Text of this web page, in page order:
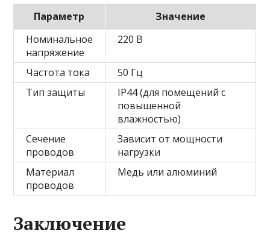
Параметр
Значение
Номинальное
напряжение
220 В
Частота тока
50 Гц
Тип защиты
IP44 (для помещений с
повышенной
влажностью)
Сечение
проводов
Зависит от мощности
нагрузки
Материал
проводов
Медь или алюминий
Заключение